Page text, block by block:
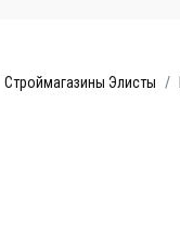
Строймагазины Элисты